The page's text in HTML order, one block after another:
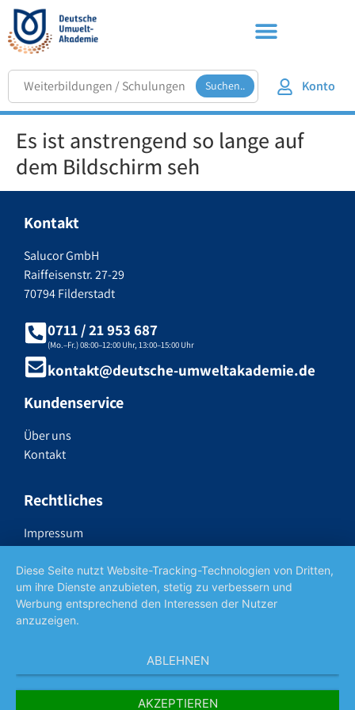
Suchen.. Konto
Es ist anstrengend so lange auf
dem Bildschirm seh
Kontakt
Salucor GmbH
Raiffeisenstr. 27-29
70794 Filderstadt
0711 / 21 953 687
(Mo.–Fr.) 08:00–12:00 Uhr, 13:00–15:00 Uhr
kontakt@deutsche-umweltakademie.de
Kundenservice
Über uns
Kontakt
Rechtliches
Impressum
Datenschutzerklärung
Widerrufsrecht
AGB
Diese Seite nutzt Website-Tracking-Technologien von Dritten,
um ihre Dienste anzubieten, stetig zu verbessern und
Werbung entsprechend den Interessen der Nutzer
anzuzeigen.
ABLEHNEN
AKZEPTIEREN